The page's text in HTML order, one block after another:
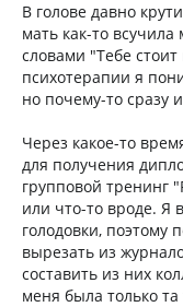
В голове давно
мать как-то
словами "Тебе
психотерапии я
но почему-то сразу
Через какое-то
для получения
групповой тренинг
или что-то вроде. Я
голодовки,
вырезать из
составить из них
меня была только